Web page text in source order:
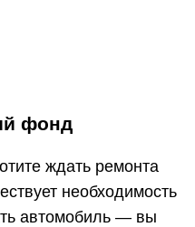
фонд
ждать ремонта
необходимость
автомобиль — вы